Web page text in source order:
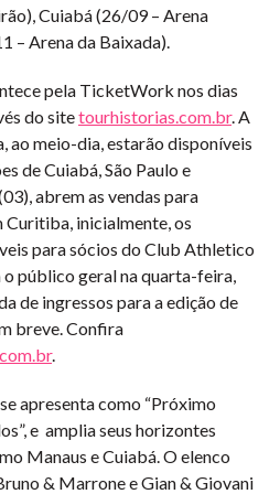
Cuiabá (26/09 – Arena
– Arena da Baixada).
pela TicketWork nos dias
do sitetourhistorias.com.br. A
ao meio-dia, estarão disponíveis
de Cuiabá, São Paulo e
abrem as vendas para
Curitiba, inicialmente, os
para sócios do Club Athletico
o público geral na quarta-feira,
de ingressos para a edição de
breve. Confira
.
apresenta como “Próximo
e amplia seus horizontes
Manaus e Cuiabá. O elenco
& Marrone e Gian & Giovani